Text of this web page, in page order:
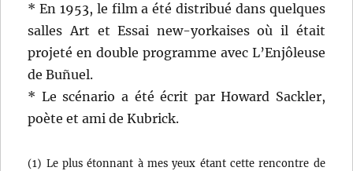
* En 1953, le film a été distribué dans quelques
salles Art et Essai new-yorkaises où il était
projeté en double programme avec L’Enjôleuse
de Buñuel.
* Le scénario a été écrit par Howard Sackler,
poète et ami de Kubrick.
(1) Le plus étonnant à mes yeux étant cette rencontre de